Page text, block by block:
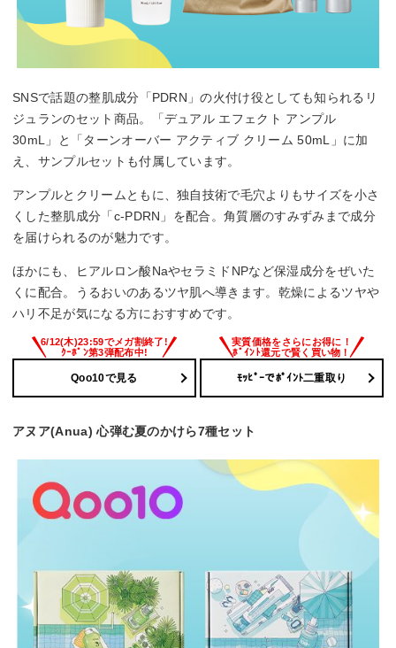
SNSで話題の整肌成分「PDRN」の火付け役としても知られるリ
ジュランのセット商品。「デュアル エフェクト アンプル
30mL」と「ターンオーバー アクティブ クリーム 50mL」に加
え、サンプルセットも付属しています。
アンプルとクリームともに、独自技術で毛穴よりもサイズを小さ
くした整肌成分「c-PDRN」を配合。角質層のすみずみまで成分
を届けられるのが魅力です。
ほかにも、ヒアルロン酸NaやセラミドNPなど保湿成分をぜいた
くに配合。うるおいのあるツヤ肌へ導きます。乾燥によるツヤや
ハリ不足が気になる方におすすめです。
6/12(木)23:59でメガ割終了!
ｸｰﾎﾟﾝ第3弾配布中!
Qoo10で見る
実質価格をさらにお得に！
ﾎﾟｲﾝﾄ還元で賢く買い物！
ﾓｯﾋﾟｰでﾎﾟｲﾝﾄ二重取り
アヌア(Anua) 心弾む夏のかけら7種セット